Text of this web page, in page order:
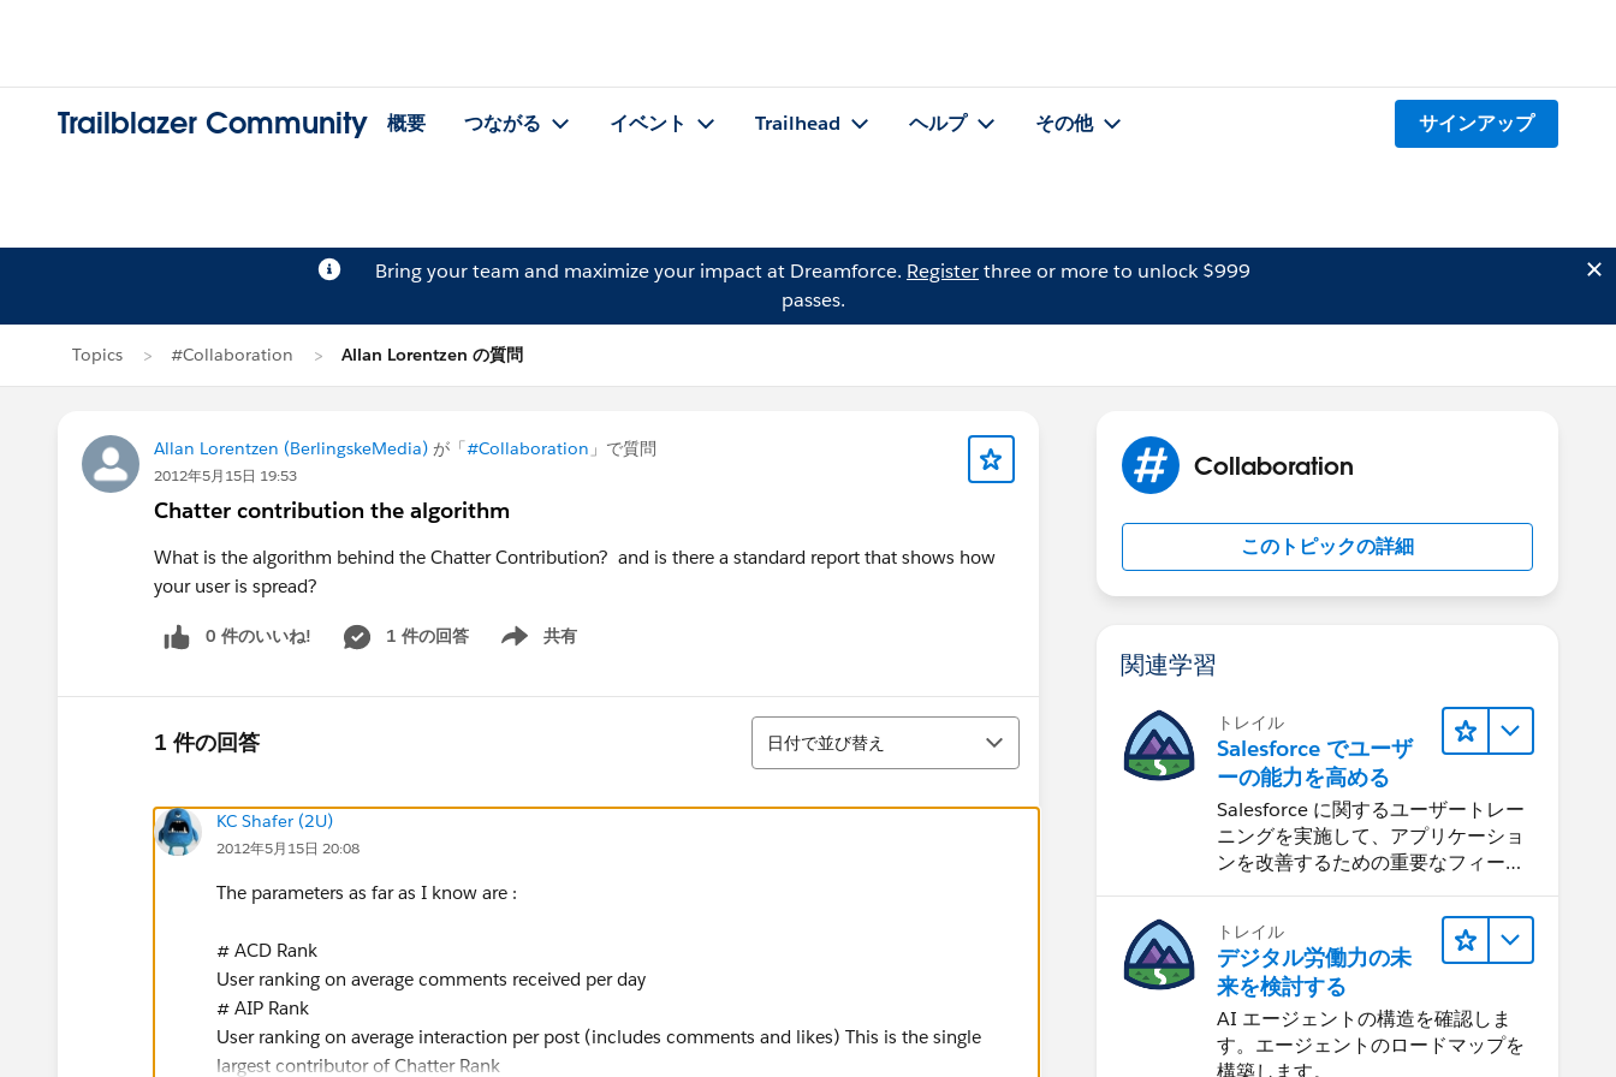
Trailblazer Community 概要 つながる イベント Trailhead ヘルプ その他 サインアップ
Bring your team and maximize your impact at Dreamforce. Registerthree or more to unlock $999
passes.
Topics #Collaboration Allan Lorentzen の質問
Allan Lorentzen (BerlingskeMedia) が「#Collaboration 」で質問
2012年5月15日 19:53
Chatter contribution the algorithm
What is the algorithm behind the Chatter Contribution? and is there a standard report that shows how
your user is spread?
0 件のいいね! 1 件の回答 共有
Show menu
1 件の回答
並び替え
日付で並び替え
KC Shafer (2U)
2012年5月15日 20:08
The parameters as far as I know are :
# ACD Rank
User ranking on average comments received per day
# AIP Rank
User ranking on average interaction per post (includes comments and likes) This is the single
largest contributor of Chatter Rank
Collaboration
このトピックの詳細
関連学習
トレイル
Salesforce でユーザ
ーの能力を高める
Salesforce に関するユーザートレー
ニングを実施して、アプリケーショ
ンを改善するための重要なフィード
トレイル
デジタル労働力の未
来を検討する
AI エージェントの構造を確認しま
す。エージェントのロードマップを
構築します。